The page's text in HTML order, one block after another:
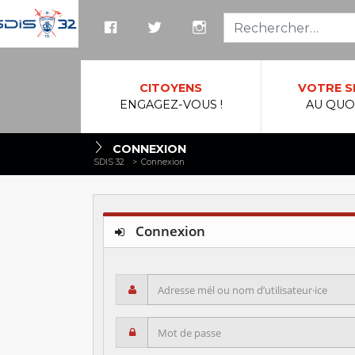
CITOYENS
ENGAGEZ-VOUS !
VOTRE
AU
CONNEXION
SDIS 32 > Connexion
Connexion